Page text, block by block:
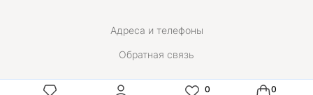
Адреса и телефоны
Обратная связь